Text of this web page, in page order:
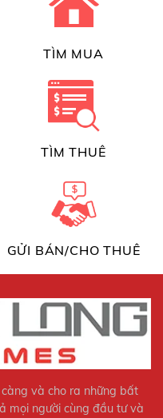
TÌM MUA
TÌM THUÊ
GỬI BÁN/CHO THUÊ
và cho ra những bất
mọi người cùng đầu tư và